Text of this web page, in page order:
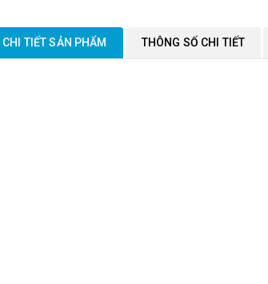
CHI TIẾT SẢN PHẨM THÔNG SỐ CHI TIẾT